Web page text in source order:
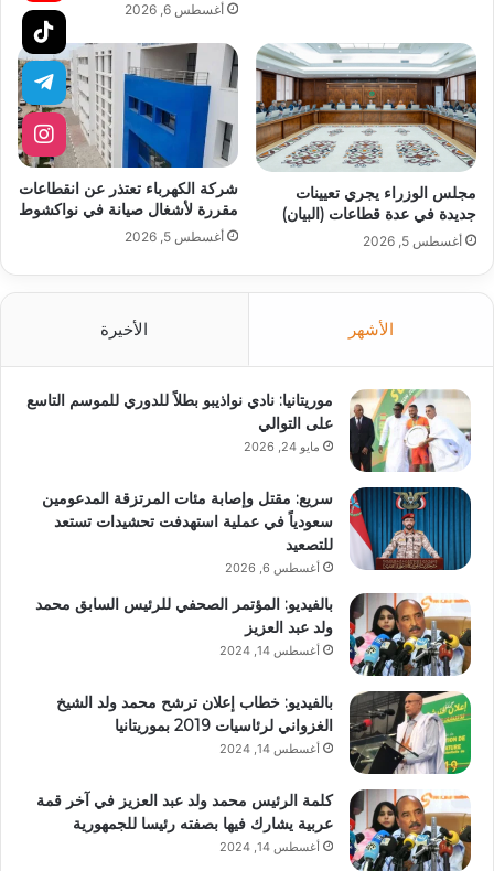
أغسطس 6, 2026
مجلس الوزراء يجري تعيينات
جديدة في عدة قطاعات (البيان)
أغسطس 5, 2026
شركة الكهرباء تعتذر عن انقطاعات
مقررة لأشغال صيانة في نواكشوط
أغسطس 5, 2026
الأشهر الأخيرة
موريتانيا: نادي نواذيبو بطلاً للدوري للموسم التاسع
على التوالي
مايو 24, 2026
سريع: مقتل وإصابة مئات المرتزقة المدعومين
سعودياً في عملية استهدفت تحشيدات تستعد
للتصعيد
أغسطس 6, 2026
بالفيديو: المؤتمر الصحفي للرئيس السابق محمد
ولد عبد العزيز
أغسطس 14, 2024
بالفيديو: خطاب إعلان ترشح محمد ولد الشيخ
الغزواني لرئاسيات 2019 بموريتانيا
أغسطس 14, 2024
كلمة الرئيس محمد ولد عبد العزيز في آخر قمة
عربية يشارك فيها بصفته رئيسا للجمهورية
أغسطس 14, 2024